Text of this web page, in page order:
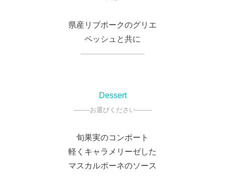
県産リブポークのグリエ
ペッシュと共に
--------------------------------
Dessert
--------お選びください--------
旬果実のコンポート
軽くキャラメリーゼした
マスカルポーネのソース